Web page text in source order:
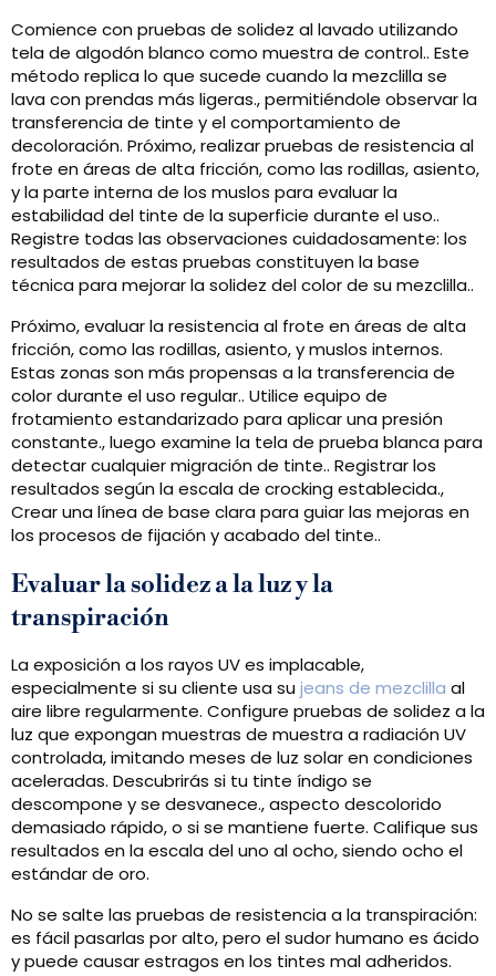
Comience con pruebas de solidez al lavado utilizando
tela de algodón blanco como muestra de control.. Este
método replica lo que sucede cuando la mezclilla se
lava con prendas más ligeras., permitiéndole observar la
transferencia de tinte y el comportamiento de
decoloración. Próximo, realizar pruebas de resistencia al
frote en áreas de alta fricción, como las rodillas, asiento,
y la parte interna de los muslos para evaluar la
estabilidad del tinte de la superficie durante el uso..
Registre todas las observaciones cuidadosamente: los
resultados de estas pruebas constituyen la base
técnica para mejorar la solidez del color de su mezclilla..
Próximo, evaluar la resistencia al frote en áreas de alta
fricción, como las rodillas, asiento, y muslos internos.
Estas zonas son más propensas a la transferencia de
color durante el uso regular.. Utilice equipo de
frotamiento estandarizado para aplicar una presión
constante., luego examine la tela de prueba blanca para
detectar cualquier migración de tinte.. Registrar los
resultados según la escala de crocking establecida.,
Crear una línea de base clara para guiar las mejoras en
los procesos de fijación y acabado del tinte..
Evaluar la solidez a la luz y la
transpiración
La exposición a los rayos UV es implacable,
especialmente si su cliente usa su jeans de mezclilla al
aire libre regularmente. Configure pruebas de solidez a la
luz que expongan muestras de muestra a radiación UV
controlada, imitando meses de luz solar en condiciones
aceleradas. Descubrirás si tu tinte índigo se
descompone y se desvanece., aspecto descolorido
demasiado rápido, o si se mantiene fuerte. Califique sus
resultados en la escala del uno al ocho, siendo ocho el
estándar de oro.
No se salte las pruebas de resistencia a la transpiración:
es fácil pasarlas por alto, pero el sudor humano es ácido
y puede causar estragos en los tintes mal adheridos.